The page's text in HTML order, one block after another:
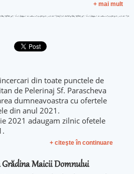
+ mai mult
din toate punctele de
de Pelerinaj Sf. Parascheva
dumneavoastra cu ofertele
din anul 2021.
2021 adaugam zilnic ofetele
+ citeşte în continuare
Grădina Maicii Domnului